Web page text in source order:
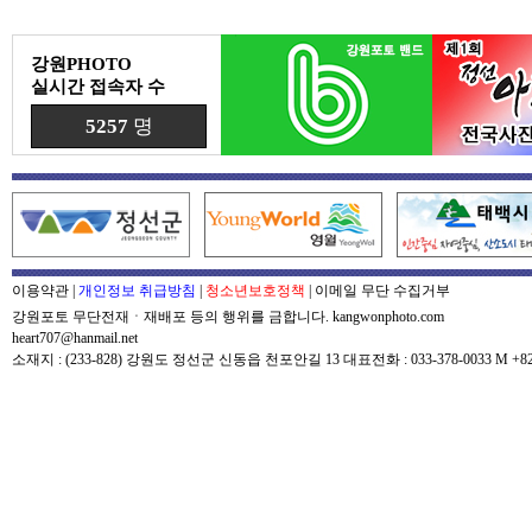
강원PHOTO
실시간 접속자 수
5257 명
이용약관 개인정보 취급방침 청소년보호정책
이메일 무단 수집거부
강원포토 무단전재ㆍ재배포 등의 행위를 금합니다. kangwonphoto.com
heart707@hanmail.net
소재지 : (233-828) 강원도 정선군 신동읍 천포안길 13 대표전화 : 033-378-0033 M